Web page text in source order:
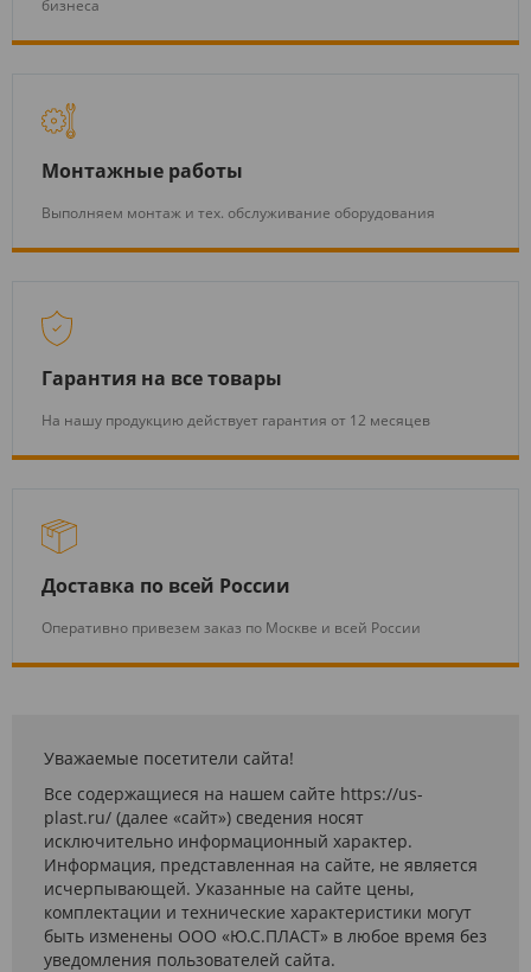
бизнеса
Монтажные работы
Выполняем монтаж и тех. обслуживание оборудования
Гарантия на все товары
На нашу продукцию действует гарантия от 12 месяцев
Доставка по всей России
Оперативно привезем заказ по Москве и всей России
Уважаемые посетители сайта!
Все содержащиеся на нашем сайте https://us-
plast.ru/ (далее «сайт») сведения носят
исключительно информационный характер.
Информация, представленная на сайте, не является
исчерпывающей. Указанные на сайте цены,
комплектации и технические характеристики могут
быть изменены ООО «Ю.С.ПЛАСТ» в любое время без
уведомления пользователей сайта.